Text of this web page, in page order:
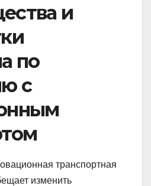
и
по
с
транспортная
изменить